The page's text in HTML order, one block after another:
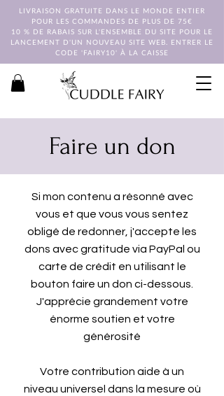
LIVRAISON GRATUITE DANS LE MONDE ENTIER
POUR LES COMMANDES DE PLUS DE 75€
10 % DE RABAIS SUR L'ENSEMBLE DU SITE POUR LE
LANCEMENT D'UN NOUVEAU SITE WEB. ENTRER LE
CODE 'FAIRY10' À LA CAISSE
Faire un don
Si mon contenu a résonné avec
vous et que vous vous sentez
obligé de redonner, j'accepte les
dons avec gratitude via PayPal ou
carte de crédit en utilisant le
bouton faire un don ci-dessous.
J'apprécie grandement votre
énorme soutien et votre
générosité
Votre contribution aide à un
niveau universel dans la mesure où